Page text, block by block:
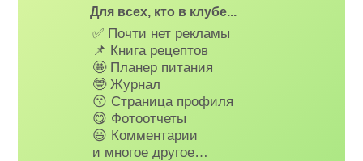
Для всех, кто в клубе...
✅ Почти нет рекламы
📌 Книга рецептов
🤩 Планер питания
🤓 Журнал
😗 Страница профиля
😋 Фотоотчеты
😃 Комментарии
и многое другое…